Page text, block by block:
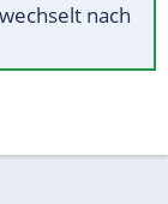
nach